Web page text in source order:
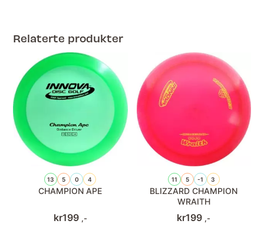
Relaterte produkter
13 5 0 4
CHAMPION APE
kr199 ,-
11 5 -1 3
BLIZZARD CHAMPION
WRAITH
kr199 ,-